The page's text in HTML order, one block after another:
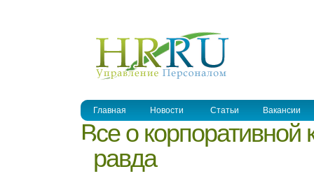
Главная Новости Статьи Вакансии
Все о
правда